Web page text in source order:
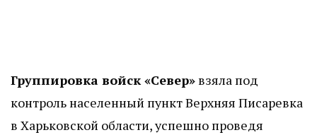
Группировка войск «Север»взяла под
контроль населенный пункт Верхняя Писаревка
в Харьковской области, успешно проведя